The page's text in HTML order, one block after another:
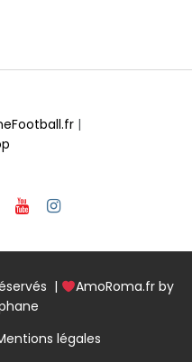
|
|
AmoRoma.fr by
légales